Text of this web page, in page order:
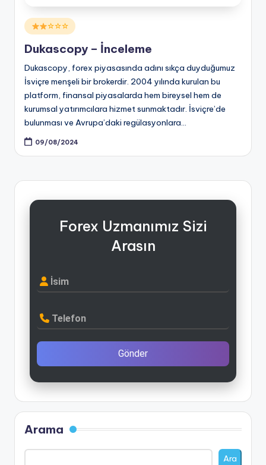
Posted
in
☆☆☆
Dukascopy – İnceleme
Dukascopy, forex piyasasında adını sıkça duyduğumuz
İsviçre menşeli bir brokerdir. 2004 yılında kurulan bu
platform, finansal piyasalarda hem bireysel hem de
kurumsal yatırımcılara hizmet sunmaktadır. İsviçre’de
bulunması ve Avrupa’daki regülasyonlara…
09/08/2024
Forex Uzmanımız Sizi
Arasın
İsim
Telefon
Gönder
Arama
Ara